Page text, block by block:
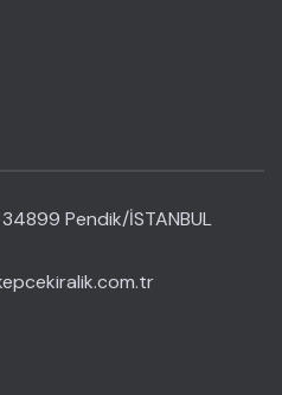
34899 Pendik/İSTANBUL